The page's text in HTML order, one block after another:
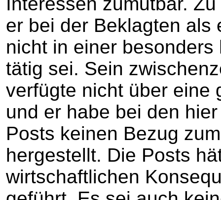
er bei der Beklagten als
nicht in einer
tätig sei. Sein
verfügte nicht über eine
und er habe bei den
Posts keinen Bezug
hergestellt. Die Posts
wirtschaftlichen